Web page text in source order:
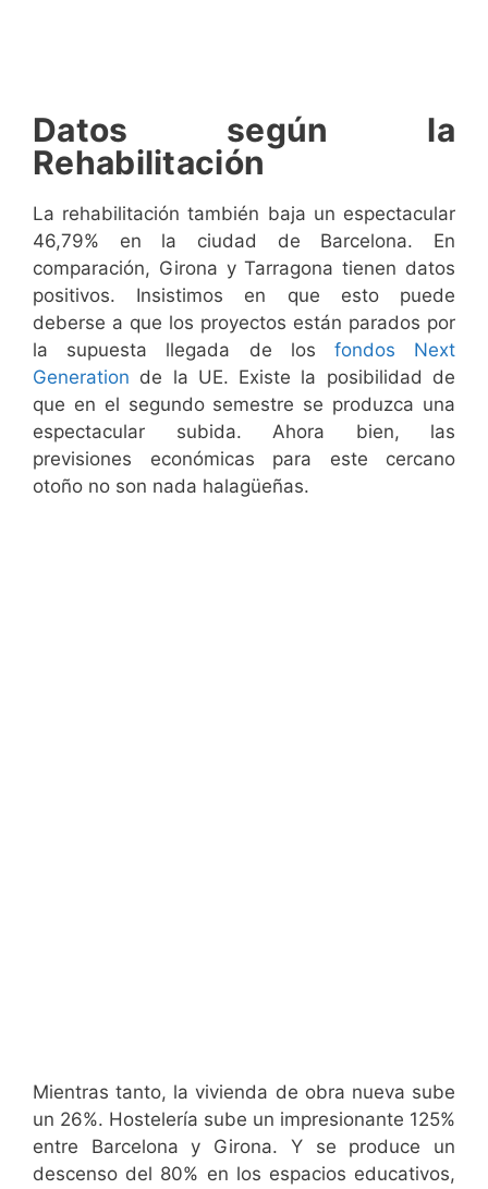
Datos según la
Rehabilitación
La rehabilitación también baja un espectacular
46,79% en la ciudad de Barcelona. En
comparación, Girona y Tarragona tienen datos
positivos. Insistimos en que esto puede
deberse a que los proyectos están parados por
la supuesta llegada de los fondos Next
Generation de la UE. Existe la posibilidad de
que en el segundo semestre se produzca una
espectacular subida. Ahora bien, las
previsiones económicas para este cercano
otoño no son nada halagüeñas.
Mientras tanto, la vivienda de obra nueva sube
un 26%. Hostelería sube un impresionante 125%
entre Barcelona y Girona. Y se produce un
descenso del 80% en los espacios educativos,